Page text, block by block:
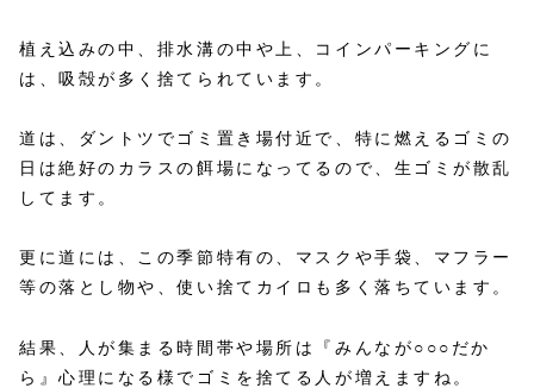
植え込みの中、排水溝の中や上、コインパーキングに
は、吸殻が多く捨てられています。
道は、ダントツでゴミ置き場付近で、特に燃えるゴミの
日は絶好のカラスの餌場になってるので、生ゴミが散乱
してます。
更に道には、この季節特有の、マスクや手袋、マフラー
等の落とし物や、使い捨てカイロも多く落ちています。
結果、人が集まる時間帯や場所は『みんなが○○○だか
ら』心理になる様でゴミを捨てる人が増えますね。